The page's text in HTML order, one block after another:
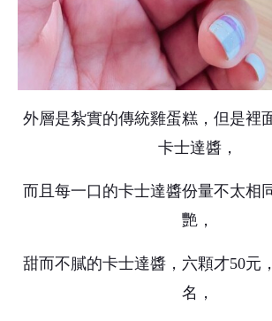
外層是紮實的傳統雞蛋糕，但是裡
卡士達醬，
而且每一口的卡士達醬份量不太相
艷，
甜而不膩的卡士達醬，六顆才50元
名，